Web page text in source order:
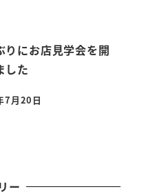
りにお店見学会を開
した
7月20日
ー